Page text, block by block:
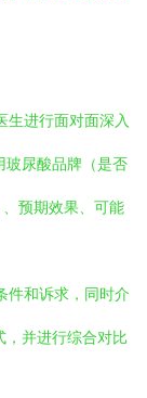
生进行面对面深入
玻尿酸品牌（是否
预期效果、可能
件和诉求，同时介
，并进行综合对比